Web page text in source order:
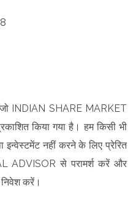
INDIAN SHARE MARKET
किया गया है। हम किसी भी
नहीं करने के लिए प्रेरित
ADVISOR से परामर्श करें और
करें।